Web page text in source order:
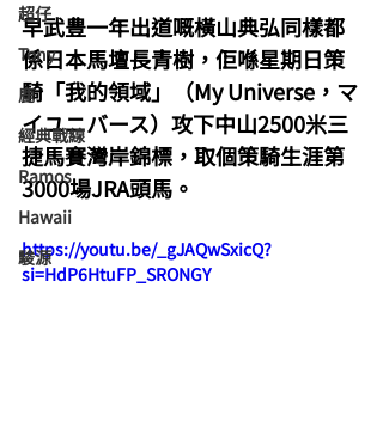
超仔
Tony
鹿
經典戰線
Ramos
Hawaii
駿源
早武豊一年出道嘅橫山典弘同樣都
係日本馬壇長青樹，佢喺星期日策
騎「我的領域」（My Universe，マ
イユニバース）攻下中山2500米三
捷馬賽灣岸錦標，取個策騎生涯第
3000場JRA頭馬。
https://youtu.be/_gJAQwSxicQ?
si=HdP6HtuFP_SRONGY